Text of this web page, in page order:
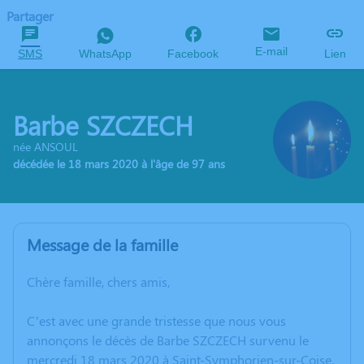
Partager
SMS WhatsApp Facebook E-mail Lien
Barbe SZCZECH
née ANSOUL
décédée le 18 mars 2020 à l'âge de 97 ans
Message de la famille
Chère famille, chers amis,
C’est avec une grande tristesse que nous vous
annonçons le décès de Barbe SZCZECH survenu le
mercredi 18 mars 2020 à Saint-Symphorien-sur-Coise.